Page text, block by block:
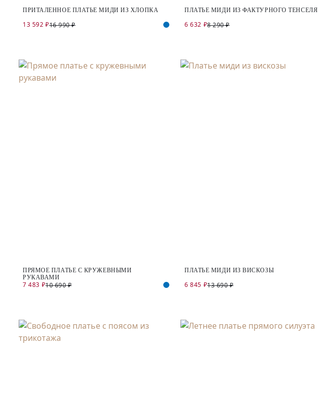
ПРИТАЛЕННОЕ ПЛАТЬЕ МИДИ ИЗ ХЛОПКА
13 592 ₽16 990 ₽
ПЛАТЬЕ МИДИ ИЗ ФАКТУРНОГО ТЕНСЕЛЯ
6 632 ₽8 290 ₽
ПРЯМОЕ ПЛАТЬЕ С КРУЖЕВНЫМИ
РУКАВАМИ
7 483 ₽10 690 ₽
ПЛАТЬЕ МИДИ ИЗ ВИСКОЗЫ
6 845 ₽13 690 ₽